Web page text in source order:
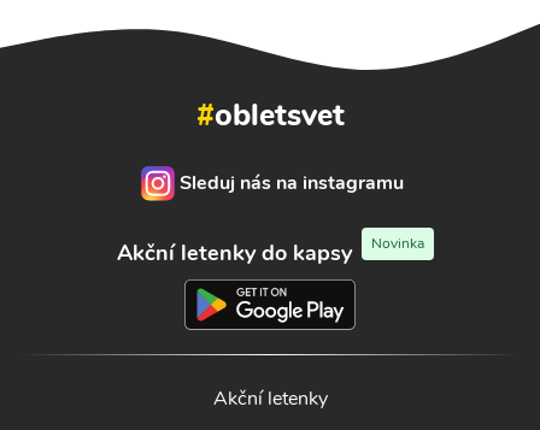
#obletsvet
Sleduj nás na instagramu
Akční letenky do kapsy Novinka
Akční letenky